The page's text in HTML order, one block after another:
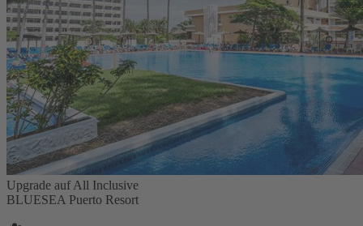
Upgrade auf All Inclusive
BLUESEA Puerto Resort